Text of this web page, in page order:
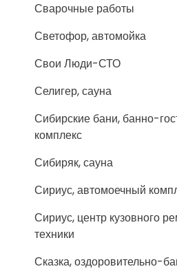
Сварочные работы
Светофор, автомойка
Свои Люди-СТО
Селигер, сауна
Сибирские бани, банно-
комплекс
Сибиряк, сауна
Сириус, автомоечный
Сириус, центр кузовного
техники
Сказка, оздоровительно-